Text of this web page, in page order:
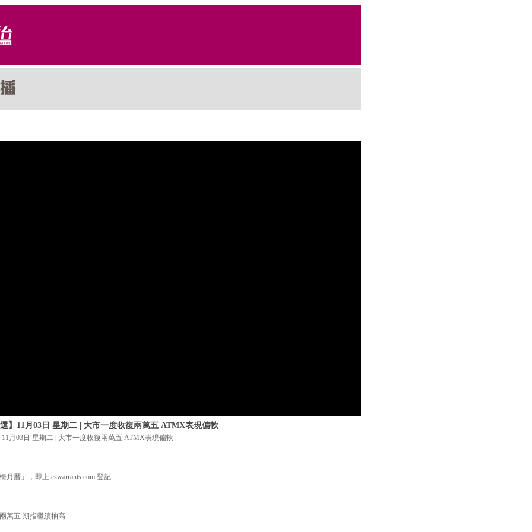
】11月03日 星期二 | 大市一度收復兩萬五 ATMX表現偏軟
月03日 星期二 | 大市一度收復兩萬五 ATMX表現偏軟
月曆」，即上 cswarrants.com 登記
萬五 期指繼續抽高